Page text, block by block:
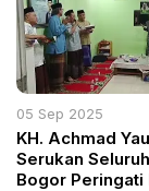
05 Sep 2025
KH. Achmad
Serukan
Bogor Peringati